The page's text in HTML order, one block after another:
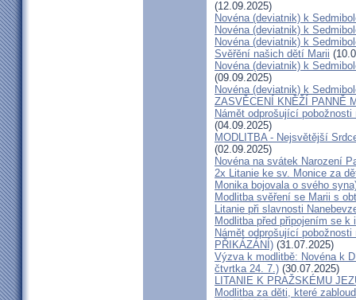
(12.09.2025)
Novéna (deviatnik) k
Novéna (deviatnik) k
Novéna (deviatnik) k
Svěřění našich dětí Marii
Novéna (deviatnik) k
(09.09.2025)
Novéna (deviatnik) k
ZASVĚCENÍ KNĚŽÍ PANNĚ
Námět odprošující
(04.09.2025)
MODLITBA - Nejsvětější
(02.09.2025)
Novéna na svátek Narození
2x Litanie ke sv. Monice za
Monika bojovala o svého
Modlitba svěření se Marii s
Litanie při slavnosti
Modlitba před připojením se k
Námět odprošující
PŘIKÁZÁNÍ) (31.07.2025)
Výzva k modlitbě: Novéna k
čtvrtka 24. 7.) (30.07.2025)
LITANIE K PRAŽSKÉMU
Modlitba za děti, které